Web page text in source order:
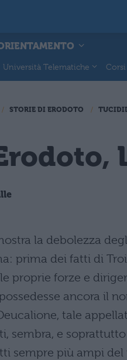
Università Telematiche
STORIE DI ERODOTO
la debolezza
prima dei fatti di
proprie forze e
ancora il
tale
sembra, e
sempre più ampi